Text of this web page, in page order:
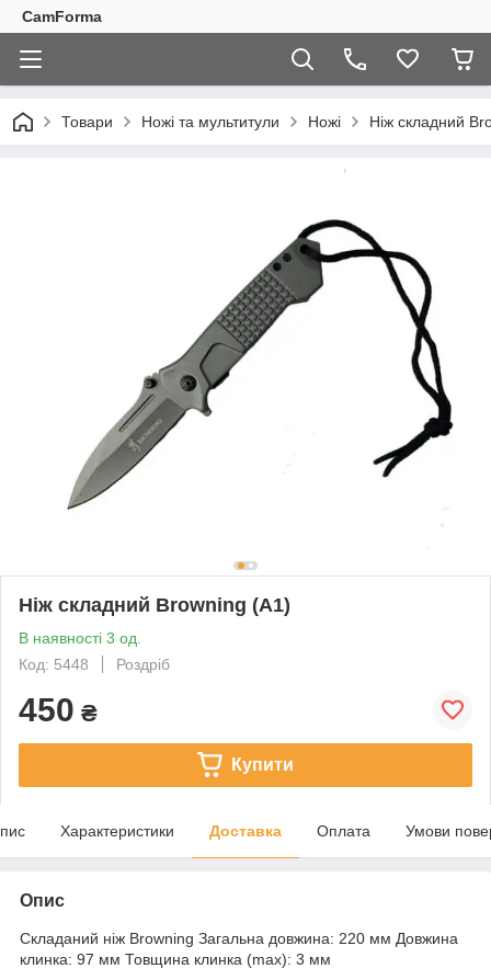
CamForma
Товари Ножі та мультитули Ножі Ніж складний
Ніж складний Browning (A1)
В наявності 3 од.
Код: 5448
Роздріб
450 ₴
Купити
Характеристики Доставка Оплата Умови
Опис
Складаний ніж Browning Загальна довжина: 220 мм Довжина
клинка: 97 мм Товщина клинка (max): 3 мм